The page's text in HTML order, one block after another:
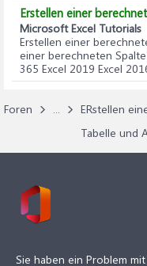
Erstellen einer
Microsoft Excel Tutorials
Erstellen einer
einer berechneten
365 Excel 2019 Excel
Foren ...
ERstellen
Tabelle und
Sie haben ein Problem